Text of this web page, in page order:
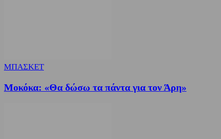
ΜΠΑΣΚΕΤ
Μοκόκα: «Θα δώσω τα πάντα για τον Άρη»